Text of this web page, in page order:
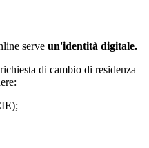
serve un'identità digitale.
di cambio di residenza